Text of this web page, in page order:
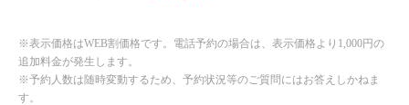
※表示価格はWEB割価格です。電話予約の場合は、表示価格より1,000円の
追加料金が発生します。
※予約人数は随時変動するため、予約状況等のご質問にはお答えしかねま
す。